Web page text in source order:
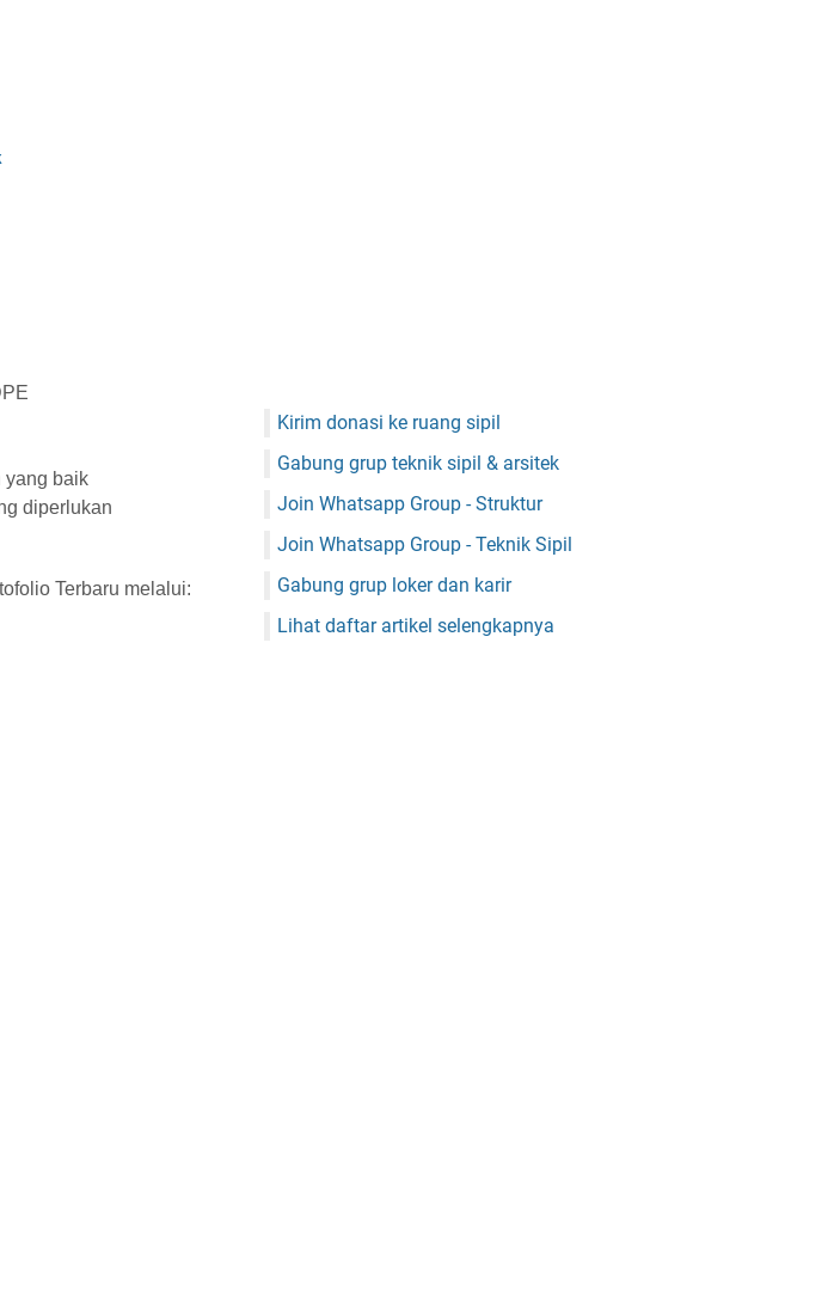
yang baik
diperlukan
Terbaru melalui:
Kirim donasi ke ruang sipil
Gabung grup teknik sipil & arsitek
Join Whatsapp Group - Struktur
Join Whatsapp Group - Teknik Sipil
Gabung grup loker dan karir
Lihat daftar artikel selengkapnya